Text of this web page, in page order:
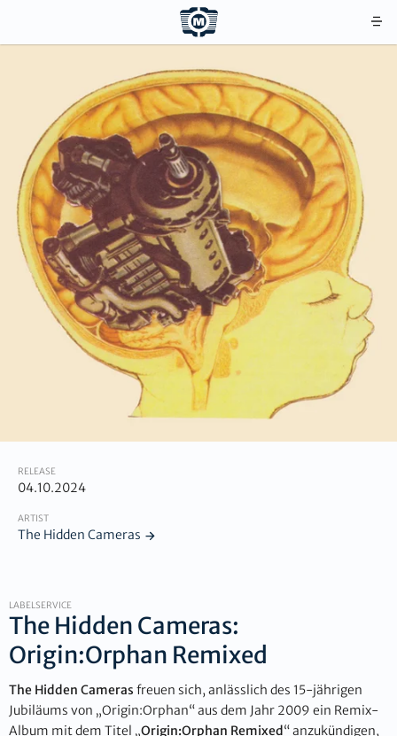
RELEASE
04.10.2024
ARTIST
The Hidden Cameras
LABELSERVICE
The Hidden Cameras:
Origin:Orphan Remixed
The Hidden Cameras freuen sich, anlässlich des 15-jährigen
Jubiläums von „Origin:Orphan“ aus dem Jahr 2009 ein Remix-
Album mit dem Titel „Origin:Orphan Remixed“ anzukündigen,